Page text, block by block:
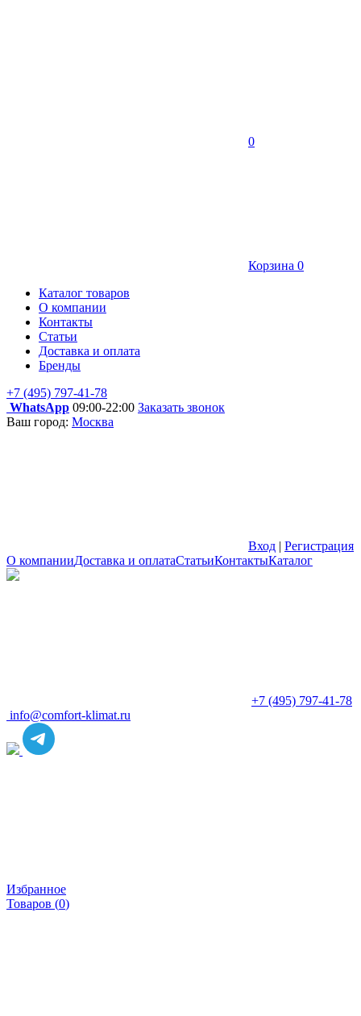
0
Корзина 0
Каталог товаров
О компании
Контакты
Статьи
Доставка и оплата
Бренды
+7 (495) 797-41-78
WhatsApp 09:00-22:00 Заказать звонок
Ваш город: Москва
Вход | Регистрация
О компанииДоставка и оплатаСтатьиКонтактыКаталог
+7 (495) 797-41-78
info@comfort-klimat.ru
Избранное
Товаров (0)